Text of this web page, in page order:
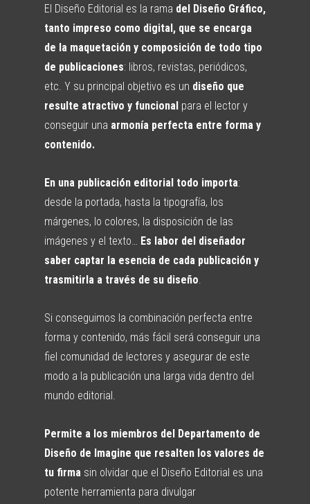
El Diseño Editorial es la rama del Diseño Gráfico,
tanto impreso como digital, que se encarga
de la maquetación y composición de todo tipo
de publicaciones: libros, revistas, periódicos,
etc. Y su principal objetivo es un diseño que
resulte atractivo y funcional para el lector y
conseguir una armonía perfecta entre forma y
contenido.
En una publicación editorial todo importa:
desde la portada, hasta la tipografía, los
márgenes, lo colores, la disposición de las
imágenes y el texto… Es labor del diseñador
saber captar la esencia de cada publicación y
trasmitirla a través de su diseño.
Si conseguimos la combinación perfecta entre
forma y contenido, más fácil será conseguir una
fiel comunidad de lectores y asegurar de este
modo a la publicación una larga vida dentro del
mundo editorial.
Permite a los miembros del Departamento de
Diseño de Imagine que resalten los valores de
tu firma sin olvidar que el Diseño Editorial es una
potente herramienta para divulgar